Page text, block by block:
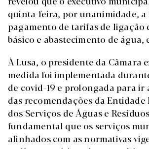
quinta-feira, por unanimidade, a
pagamento de tarifas de ligação
básico e abastecimento de água,
À Lusa, o presidente da Câmara
medida foi implementada
de covid-19 e prolongada para ir
das recomendações da Entidade
dos Serviços de Águas e Resíduos
fundamental que os serviços
alinhados com as normativas